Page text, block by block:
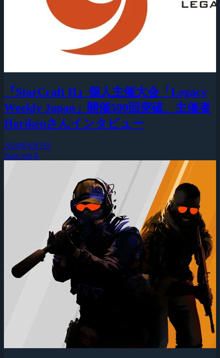
『StarCraft II』個人主催大会「Legacy
Weekly Japan」開催500回突破、主催者
Horikenさんインタビュー
2026年8月5日
StarCraft II